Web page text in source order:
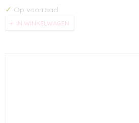
✓ Op voorraad
IN WINKELWAGEN